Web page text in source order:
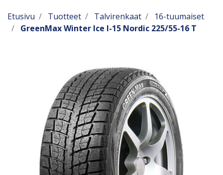
Etusivu Tuotteet Talvirenkaat
16-tuumaiset
GreenMax Winter Ice I-15 Nordic 225/55-16 T